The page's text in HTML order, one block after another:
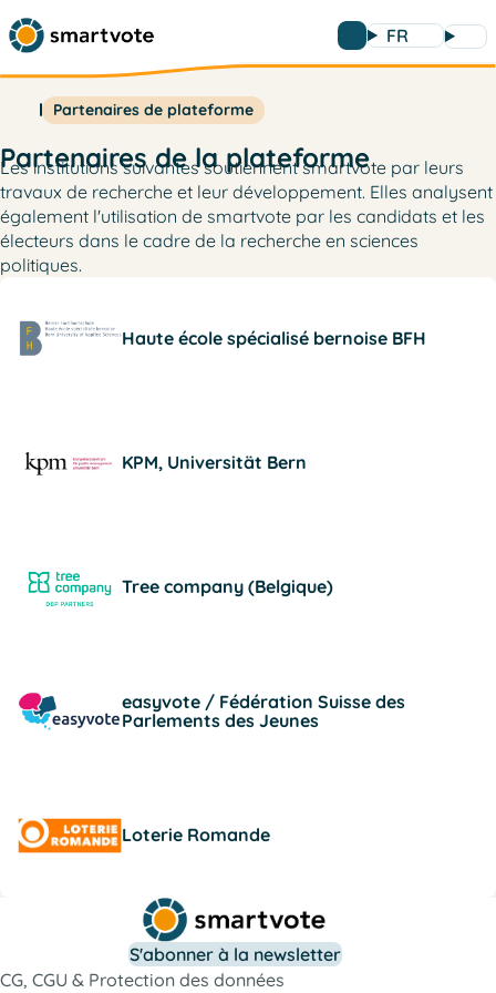
FR
Partenaires de plateforme
Partenaires de la plateforme
Les institutions suivantes soutiennent smartvote par leurs
travaux de recherche et leur développement. Elles analysent
également l'utilisation de smartvote par les candidats et les
électeurs dans le cadre de la recherche en sciences
politiques.
Haute école spécialisé bernoise BFH
KPM, Universität Bern
Tree company (Belgique)
easyvote / Fédération Suisse des
Parlements des Jeunes
Loterie Romande
S'abonner à la newsletter
CG, CGU & Protection des données